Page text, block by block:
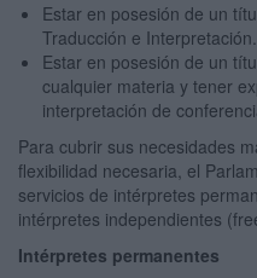
Estar en posesión de un
Traducción e Interpretación.
Estar en posesión de un
cualquier materia y tener
interpretación de
Para cubrir sus necesidades
flexibilidad necesaria, el
servicios de intérpretes
intérpretes independientes
Intérpretes permanentes